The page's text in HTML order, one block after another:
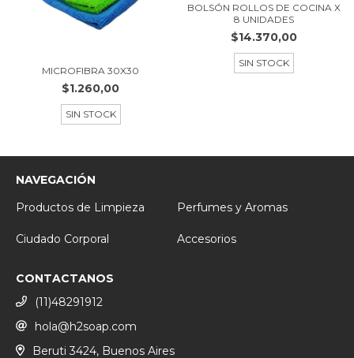
MICROFIBRA 30X30
$1.260,00
SIN STOCK
BOLSÓN ROLLOS DE COCINA X
8 UNIDADES
$14.370,00
SIN STOCK
NAVEGACIÓN
Productos de Limpieza
Perfumes y Aromas
Ciudado Corporal Accesorios
CONTACTANOS
(11)48291912
hola@h2soap.com
Beruti 3424, Buenos Aires